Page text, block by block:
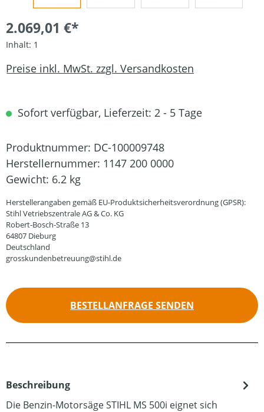
2.069,01 €*
Inhalt: 1
Preise inkl. MwSt. zzgl. Versandkosten
Sofort verfügbar, Lieferzeit: 2 - 5 Tage
Produktnummer: DC-100009748
Herstellernummer: 1147 200 0000
Gewicht: 6.2 kg
Herstellerangaben gemäß EU-Produktsicherheitsverordnung (GPSR):
Stihl Vetriebszentrale AG & Co. KG
Robert-Bosch-Straße 13
64807 Dieburg
Deutschland
grosskundenbetreuung@stihl.de
BESTELLANFRAGE SENDEN
Beschreibung
Die Benzin-Motorsäge STIHL MS 500i eignet sich